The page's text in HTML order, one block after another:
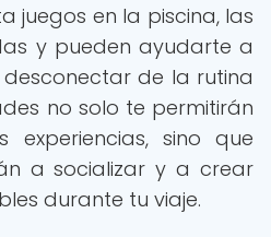
juegos en la piscina, las
y pueden ayudarte a
de la rutina
no solo te permitirán
experiencias, sino que
a socializar y a crear
durante tu viaje.